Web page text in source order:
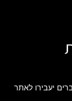
יעבירו לאתר